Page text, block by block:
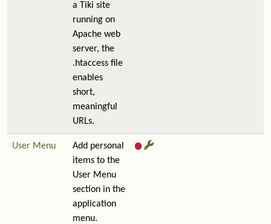
a Tiki site
running on
Apache web
server, the
.htaccess file
enables
short,
meaningful
URLs.
User Menu
Add personal
items to the
User Menu
section in the
application
menu.